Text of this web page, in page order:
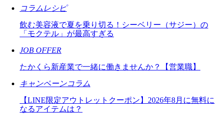
コラムレシピ
飲む美容液で夏を乗り切る！シーベリー（サジー）の
「モクテル」が最高すぎる
JOB OFFER
たかくら新産業で一緒に働きませんか？【営業職】
キャンペーンコラム
【LINE限定アウトレットクーポン】2026年8月に無料に
なるアイテムは？